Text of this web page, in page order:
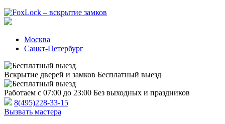
Москва
Санкт-Петербург
Вскрытие дверей и замков Бесплатный выезд
Работаем с 07:00 до 23:00 Без выходных и праздников
8(495)228-33-15
Вызвать мастера